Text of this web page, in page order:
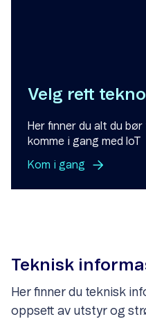
Velg rett
Her finner du alt du
komme i gang med IoT
Kom i gang
Teknisk
Her finner du teknisk
oppsett av utstyr og